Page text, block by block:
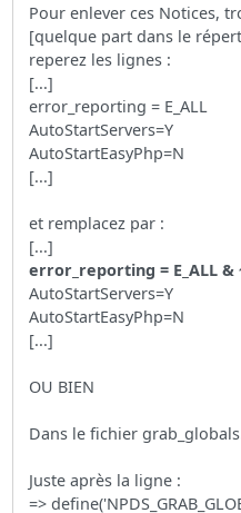
Pour enlever ces Notices,
[quelque part dans le
reperez les lignes :
[...]
error_reporting = E_ALL
AutoStartServers=Y
AutoStartEasyPhp=N
[...]
et remplacez par :
[...]
error_reporting = E_ALL &
AutoStartServers=Y
AutoStartEasyPhp=N
[...]
OU BIEN
Dans le fichier
Juste après la ligne :
=>